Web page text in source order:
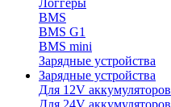
Логгеры
BMS
BMS G1
BMS mini
Зарядные устройства
Зарядные устройства
Для 12V аккумуляторов
Для 24V аккумуляторов